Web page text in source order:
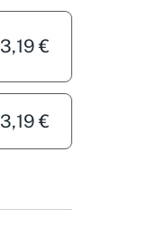
3,19 €
3,19 €